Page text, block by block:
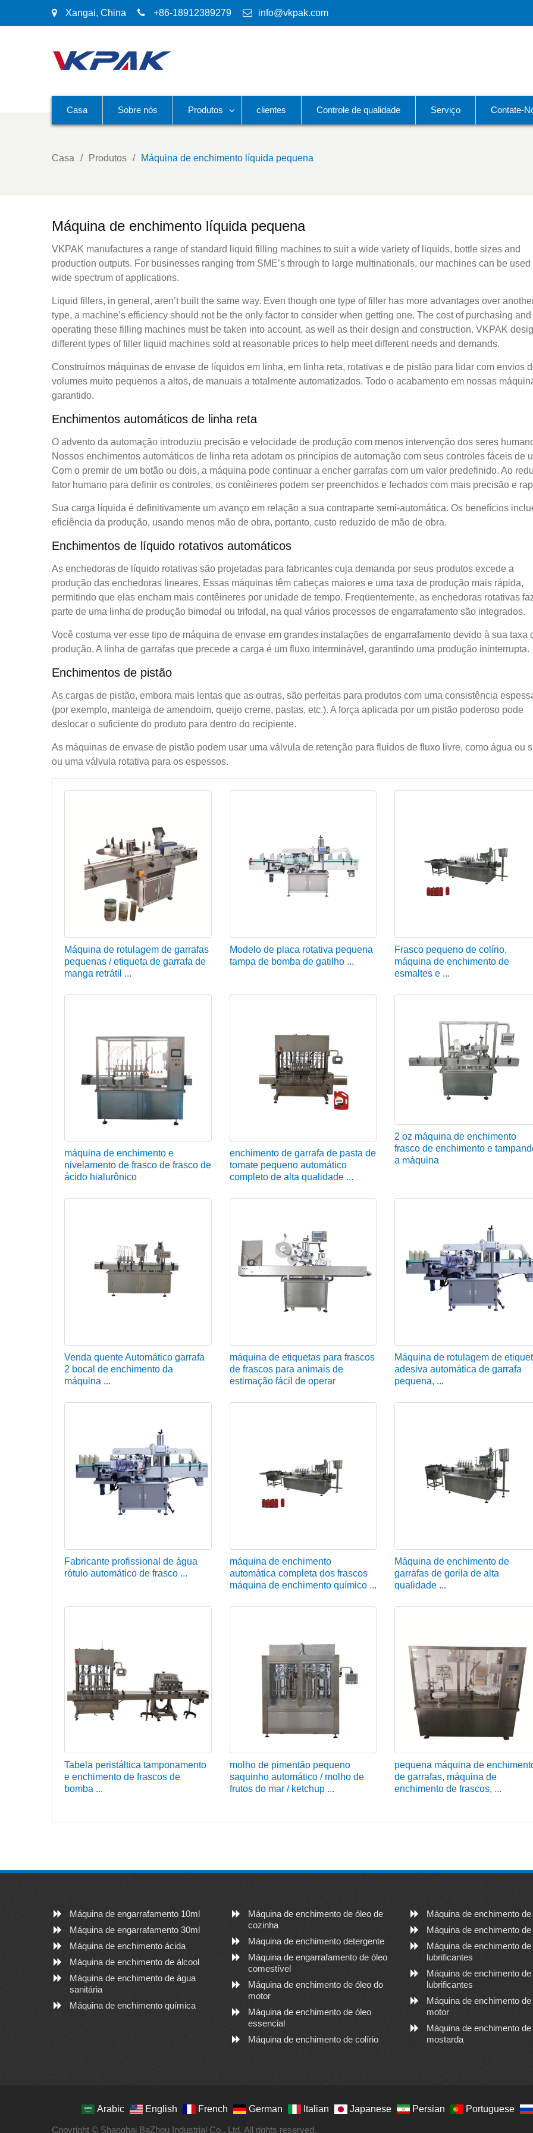
Xangai, China +86-18912389279 info@vkpak.com
Casa Sobre nós Produtos clientes Controle de qualidade Serviço Contate-
Casa Produtos Máquina de enchimento líquida pequena
Máquina de enchimento líquida pequena
VKPAK manufactures a range of standard liquid filling machines to suit a wide variety of liquids, bottle sizes and
production outputs. For businesses ranging from SME’s through to large multinationals, our machines can be used
wide spectrum of applications.
Liquid fillers, in general, aren’t built the same way. Even though one type of filler has more advantages over
type, a machine’s efficiency should not be the only factor to consider when getting one. The cost of purchasing and
operating these filling machines must be taken into account, as well as their design and construction. VKPAK
different types of filler liquid machines sold at reasonable prices to help meet different needs and demands.
Construímos máquinas de envase de líquidos em linha, em linha reta, rotativas e de pistão para lidar com envios
volumes muito pequenos a altos, de manuais a totalmente automatizados. Todo o acabamento em nossas
garantido.
Enchimentos automáticos de linha reta
O advento da automação introduziu precisão e velocidade de produção com menos intervenção dos seres
Nossos enchimentos automáticos de linha reta adotam os princípios de automação com seus controles fáceis de
Com o premir de um botão ou dois, a máquina pode continuar a encher garrafas com um valor predefinido. Ao
fator humano para definir os controles, os contêineres podem ser preenchidos e fechados com mais precisão e
Sua carga líquida é definitivamente um avanço em relação a sua contraparte semi-automática. Os benefícios
eficiência da produção, usando menos mão de obra, portanto, custo reduzido de mão de obra.
Enchimentos de líquido rotativos automáticos
As enchedoras de líquido rotativas são projetadas para fabricantes cuja demanda por seus produtos excede a
produção das enchedoras lineares. Essas máquinas têm cabeças maiores e uma taxa de produção mais rápida,
permitindo que elas encham mais contêineres por unidade de tempo. Freqüentemente, as enchedoras rotativas
parte de uma linha de produção bimodal ou trifodal, na qual vários processos de engarrafamento são integrados.
Você costuma ver esse tipo de máquina de envase em grandes instalações de engarrafamento devido à sua taxa
produção. A linha de garrafas que precede a carga é um fluxo interminável, garantindo uma produção ininterrupta.
Enchimentos de pistão
As cargas de pistão, embora mais lentas que as outras, são perfeitas para produtos com uma consistência
(por exemplo, manteiga de amendoim, queijo creme, pastas, etc.). A força aplicada por um pistão poderoso pode
deslocar o suficiente do produto para dentro do recipiente.
As máquinas de envase de pistão podem usar uma válvula de retenção para fluidos de fluxo livre, como água ou
ou uma válvula rotativa para os espessos.
Máquina de rotulagem de garrafas
pequenas / etiqueta de garrafa de
manga retrátil ...
Modelo de placa rotativa pequena
tampa de bomba de gatilho ...
Frasco pequeno de colírio,
máquina de enchimento de
esmaltes e ...
máquina de enchimento e
nivelamento de frasco de frasco de
ácido hialurônico
enchimento de garrafa de pasta de
tomate pequeno automático
completo de alta qualidade ...
2 oz máquina de enchimento
frasco de enchimento e
a máquina
Venda quente Automático garrafa
2 bocal de enchimento da
máquina ...
máquina de etiquetas para frascos
de frascos para animais de
estimação fácil de operar
Máquina de rotulagem de
adesiva automática de garrafa
pequena, ...
Fabricante profissional de água
rótulo automático de frasco ...
máquina de enchimento
automática completa dos frascos
máquina de enchimento químico ...
Máquina de enchimento de
garrafas de gorila de alta
qualidade ...
Tabela peristáltica tamponamento
e enchimento de frascos de
bomba ...
molho de pimentão pequeno
saquinho automático / molho de
frutos do mar / ketchup ...
pequena máquina de
de garrafas, máquina de
enchimento de frascos, ...
Máquina de engarrafamento 10ml
Máquina de engarrafamento 30ml
Máquina de enchimento ácida
Máquina de enchimento de álcool
Máquina de enchimento de água
sanitária
Máquina de enchimento química
Máquina de enchimento de óleo de
cozinha
Máquina de enchimento detergente
Máquina de engarrafamento de óleo
comestível
Máquina de enchimento de óleo do
motor
Máquina de enchimento de óleo
essencial
Máquina de enchimento de colírio
Máquina de enchimento
Máquina de enchimento de
Máquina de enchimento de
lubrificantes
Máquina de enchimento de
lubrificantes
Máquina de enchimento
motor
Máquina de enchimento
mostarda
Arabic English French German Italian Japanese Persian Portuguese
Copyright © Shanghai BaZhou Industrial Co., Ltd. All rights reserved.